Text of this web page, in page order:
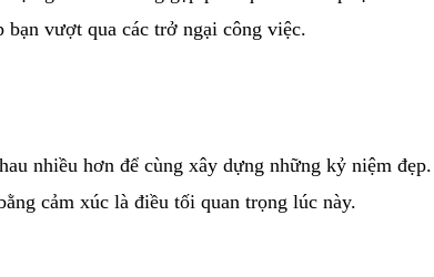
vượt qua các trở ngại công việc.
nhiều hơn để cùng xây dựng những kỷ niệm
cảm xúc là điều tối quan trọng lúc này.